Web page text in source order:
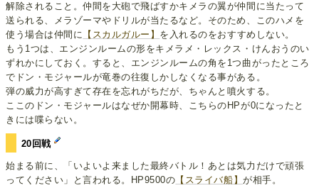
解除されること。仲間を大砲で飛ばすかキメラの翼が仲間に当たって
送られる、メラゾーマやドリルが当たるなど。そのため、このハメを
使う場合は仲間に 【スカルガルー】 を入れるのをおすすめしない。
もう1つは、エンジンルームの形をキメラメ・レックス・けんおうのい
ずれかにしておく。すると、エンジンルームの角を1つ曲がったところ
でドン・モジャールが竜巻の往復しかしなくなる事がある。
弾の威力が高すぎて存在を忘れがちだが、ちゃんと噴火する。
ここのドン・モジャールはなぜか開幕時、こちらのHPが0になったと
きには喋らない。
20回戦
始まる前に、「いよいよ来ました最終バトル！あとは気力だけで頑張
ってください」と言われる。HP9500の 【スライバ船】が相手。